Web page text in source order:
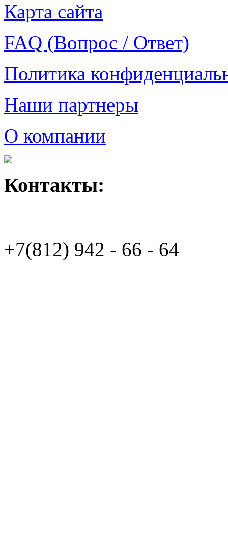
Карта сайта
FAQ (Вопрос / Ответ)
Политика
Наши партнеры
О компании
Контакты:
+7(812) 942 - 66 - 64